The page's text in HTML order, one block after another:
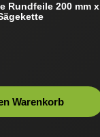
Rundfeile 200 mm x
Warenkorb